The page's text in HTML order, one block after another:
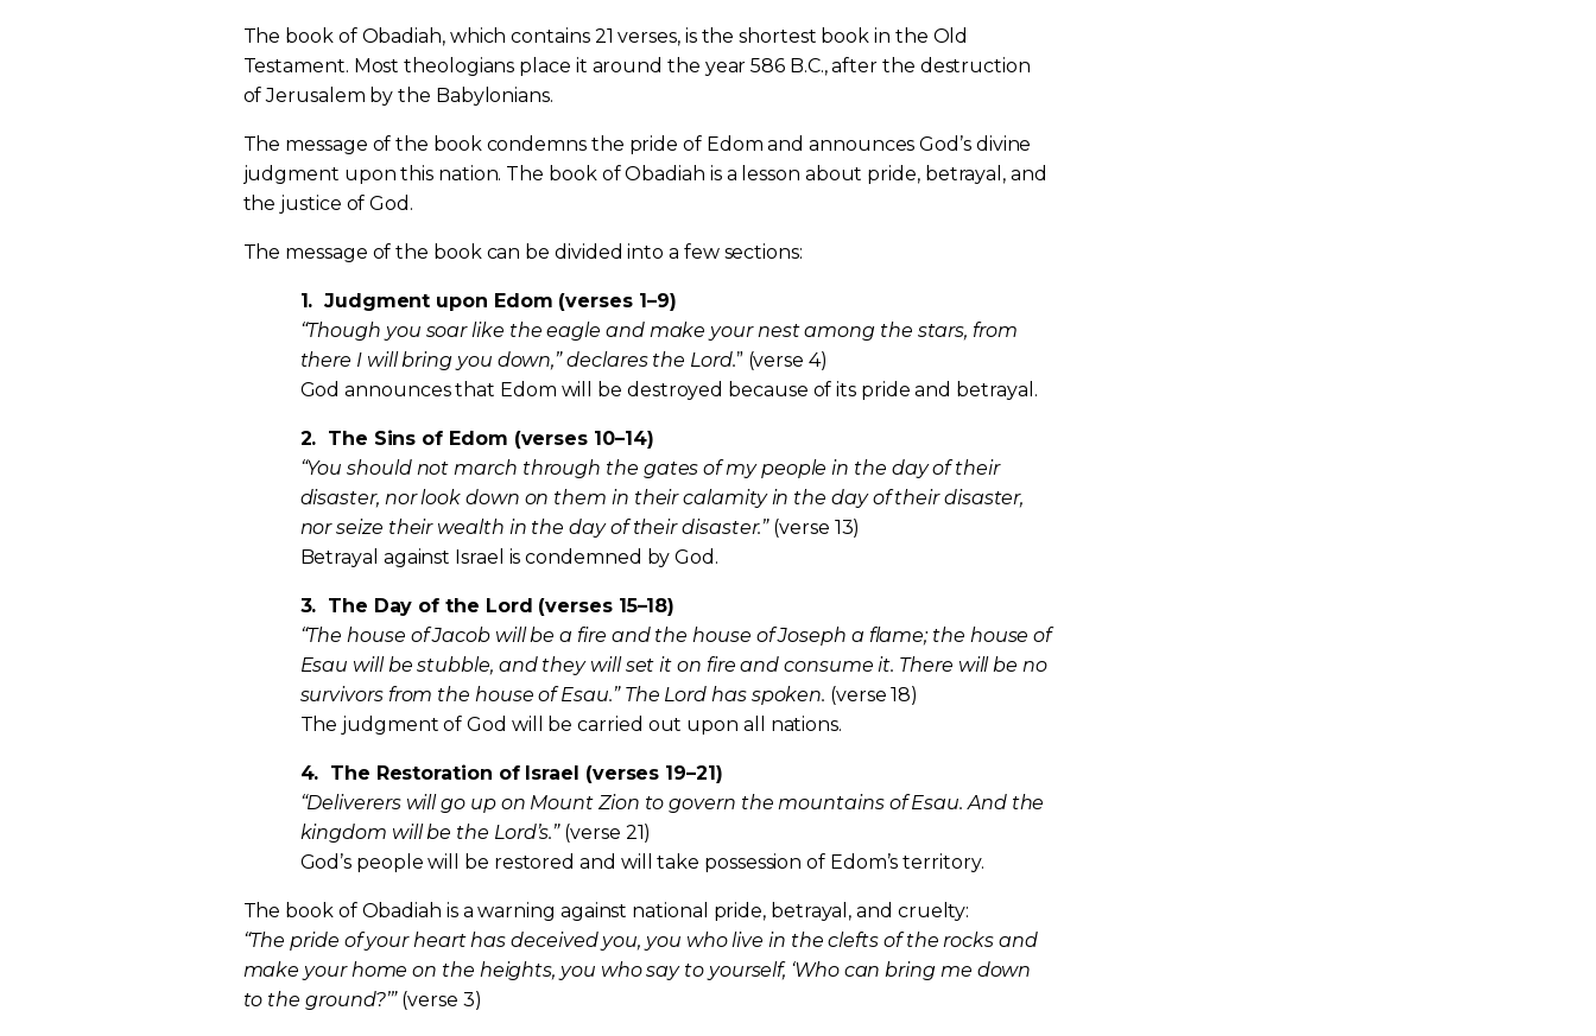
The book of Obadiah, which contains 21 verses, is the shortest book in the Old
Testament. Most theologians place it around the year 586 B.C., after the destruction
of Jerusalem by the Babylonians.
The message of the book condemns the pride of Edom and announces God’s divine
judgment upon this nation. The book of Obadiah is a lesson about pride, betrayal, and
the justice of God.
The message of the book can be divided into a few sections:
1. Judgment upon Edom (verses 1–9)
“Though you soar like the eagle and make your nest among the stars, from
there I will bring you down,” declares the Lord.” (verse 4)
God announces that Edom will be destroyed because of its pride and betrayal.
2. The Sins of Edom (verses 10–14)
“You should not march through the gates of my people in the day of their
disaster, nor look down on them in their calamity in the day of their disaster,
nor seize their wealth in the day of their disaster.”(verse 13)
Betrayal against Israel is condemned by God.
3. The Day of the Lord (verses 15–18)
“The house of Jacob will be a fire and the house of Joseph a flame; the house of
Esau will be stubble, and they will set it on fire and consume it. There will be no
survivors from the house of Esau.” The Lord has spoken. (verse 18)
The judgment of God will be carried out upon all nations.
4. The Restoration of Israel (verses 19–21)
“Deliverers will go up on Mount Zion to govern the mountains of Esau. And the
kingdom will be the Lord’s.”(verse 21)
God’s people will be restored and will take possession of Edom’s territory.
The book of Obadiah is a warning against national pride, betrayal, and cruelty:
“The pride of your heart has deceived you, you who live in the clefts of the rocks and
make your home on the heights, you who say to yourself, ‘Who can bring me down
to the ground?’”(verse 3)